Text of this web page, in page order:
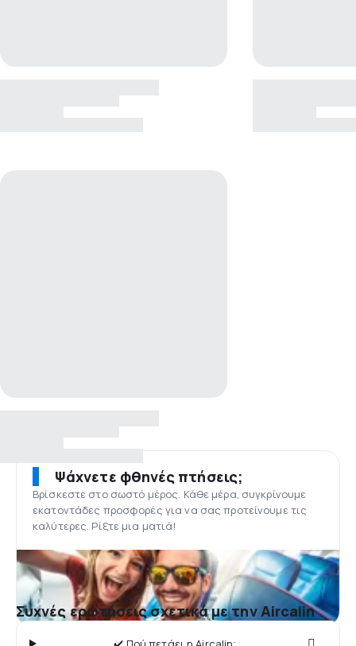
Ψάχνετε φθηνές πτήσεις;
Βρίσκεστε στο σωστό μέρος. Κάθε μέρα, συγκρίνουμε
εκατοντάδες προσφορές για να σας προτείνουμε τις
καλύτερες. Ρίξτε μια ματιά!
Συχνές ερωτήσεις σχετικά με την Aircalin